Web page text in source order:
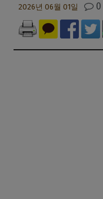
2026년 06월 01일 0